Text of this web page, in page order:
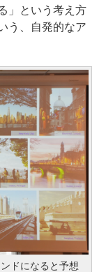
」という考え方
う、自発的なア
ドになると予想